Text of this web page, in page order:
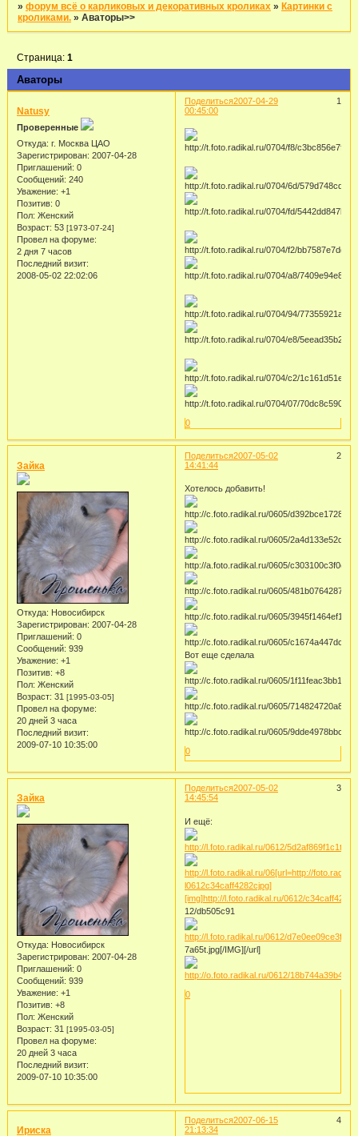
»форум всё о карликовых и декоративных кроликах » Картинки с
кроликами. »Аваторы>>
Аваторы
Страница:1
Поделиться 1
2007-04-29
00:45:00
Natusy
Проверенные
Откуда: г. Москва ЦАО
Зарегистрирован: 2007-04-28
Приглашений: 0
Сообщений: 240
Уважение: +1
Позитив: 0
Пол: Женский
Возраст: 53 [1973-07-24]
Провел на форуме:
2 дня 7 часов
Последний визит:
2008-05-02 22:02:06
0
Поделиться 2
2007-05-02
14:41:44
Зайка
Откуда: Новосибирск
Зарегистрирован: 2007-04-28
Приглашений: 0
Сообщений: 939
Уважение: +1
Позитив: +8
Пол: Женский
Возраст: 31 [1995-03-05]
Провел на форуме:
20 дней 3 часа
Последний визит:
2009-07-10 10:35:00
Хотелось добавить!
Вот еще сделала
0
Поделиться 3
2007-05-02
14:45:54
Зайка
Откуда: Новосибирск
Зарегистрирован: 2007-04-28
Приглашений: 0
Сообщений: 939
Уважение: +1
Позитив: +8
Пол: Женский
Возраст: 31 [1995-03-05]
Провел на форуме:
20 дней 3 часа
Последний визит:
2009-07-10 10:35:00
И ещё:
12/db505c91
7a65t.jpg[/IMG][/url]
0
Поделиться 4
2007-06-15
21:13:34
Ириска